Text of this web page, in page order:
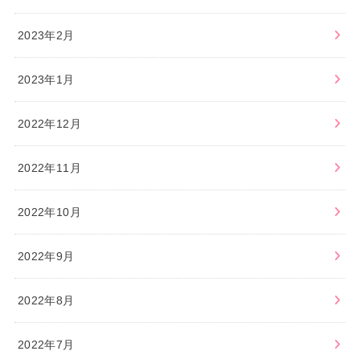
2023年2月
2023年1月
2022年12月
2022年11月
2022年10月
2022年9月
2022年8月
2022年7月